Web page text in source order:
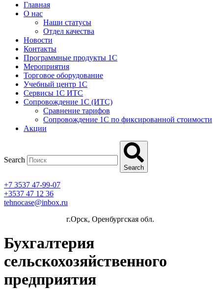
Главная
О нас
Наши статусы
Отдел качества
Новости
Контакты
Программные продукты 1C
Мероприятия
Торговое оборудование
Учебный центр 1C
Сервисы 1C ИТС
Сопровождение 1С (ИТС)
Сравнение тарифов
Сопровождение 1С по фиксированной стоимости
Акции
Search
Search
+7 3537 47-99-07
+3537 47 12 36
tehnocase@inbox.ru
г.Орск, Оренбургская обл.
Бухгалтерия
сельскохозяйственного
предприятия